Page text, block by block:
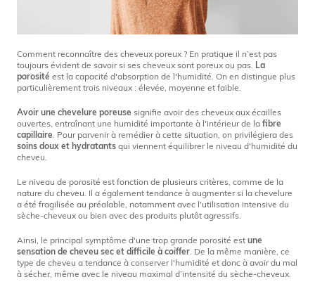
Comment reconnaître des cheveux poreux ? En pratique il n’est pas
toujours évident de savoir si ses cheveux sont poreux ou pas. La
porosité est la capacité d'absorption de l'humidité. On en distingue plus
particulièrement trois niveaux : élevée, moyenne et faible.
Avoir une chevelure poreuse signifie avoir des cheveux aux écailles
ouvertes, entraînant une humidité importante à l'intérieur de la fibre
capillaire . Pour parvenir à remédier à cette situation, on privilégiera des
soins doux et hydratants qui viennent équilibrer le niveau d'humidité du
cheveu.
Le niveau de porosité est fonction de plusieurs critères, comme de la
nature du cheveu. Il a également tendance à augmenter si la chevelure
a été fragilisée au préalable, notamment avec l'utilisation intensive du
sèche-cheveux ou bien avec des produits plutôt agressifs.
Ainsi, le principal symptôme d'une trop grande porosité est une
sensation de cheveu sec et difficile à coiffer . De la même manière, ce
type de cheveu a tendance à conserver l'humidité et donc à avoir du mal
à sécher, même avec le niveau maximal d’intensité du sèche-cheveux.